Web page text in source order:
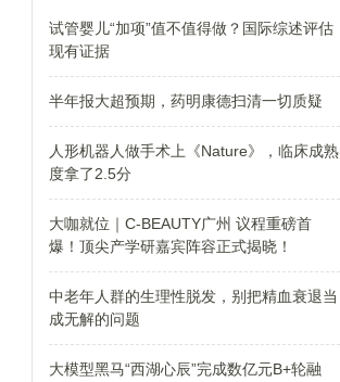
试管婴儿“加项”值不值得做？国际综述评估
现有证据
半年报大超预期，药明康德扫清一切质疑
人形机器人做手术上《Nature》，临床成熟
度拿了2.5分
大咖就位｜C-BEAUTY广州 议程重磅首
爆！顶尖产学研嘉宾阵容正式揭晓！
中老年人群的生理性脱发，别把精血衰退当
成无解的问题
大模型黑马“西湖心辰”完成数亿元B+轮融